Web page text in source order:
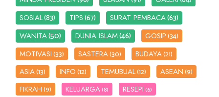
SOSIAL(83) TIPS(67) SURAT PEMBACA(63)
WANITA(50) DUNIA ISLAM(46) GOSIP(34)
MOTIVASI(33) SASTERA(30) BUDAYA(21)
ASIA(13) INFO(12) TEMUBUAL(12) ASEAN(9)
FIKRAH(9) KELUARGA (8) RESEPI (6)